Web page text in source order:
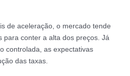
de aceleração, o mercado tende
para conter a alta dos preços. Já
controlada, as expectativas
das taxas.